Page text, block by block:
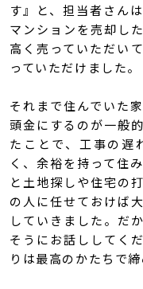
す』と、担当者さん
マンションを売却し
高く売っていただい
っていただけました。
それまで住んでいた
頭金にするのが一般
たことで、工事の遅
く、余裕を持って住
と土地探しや住宅の
の人に任せておけば
していきました。だ
そうにお話ししてく
りは最高のかたちで